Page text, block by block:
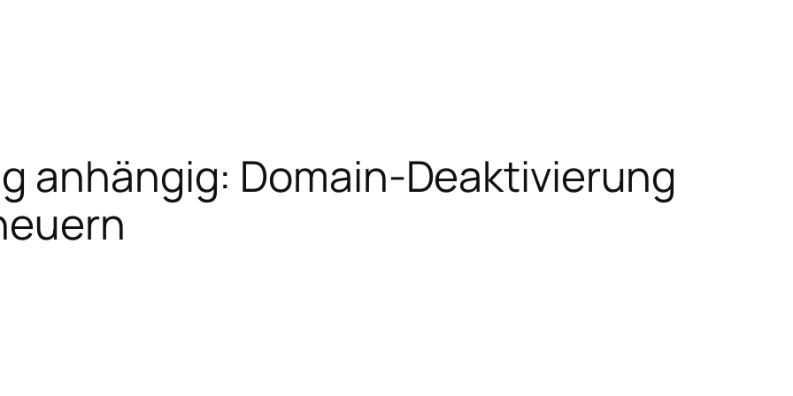
anhängig: Domain-Deaktivierung